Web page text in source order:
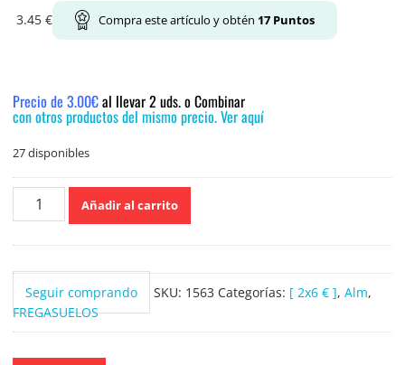
3.45 € Compra este artículo y obtén 17Puntos
Precio de 3.00€al llevar 2 uds. o Combinar
con otros productos del mismo precio. Ver aquí
27 disponibles
Sanytol
Limpiahogar
Añadir al carrito
Seguir comprando SKU: 1563 Categorías: [ 2x6 € ], Alm,
FREGASUELOS